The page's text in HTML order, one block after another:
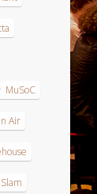
MuSoC
Air